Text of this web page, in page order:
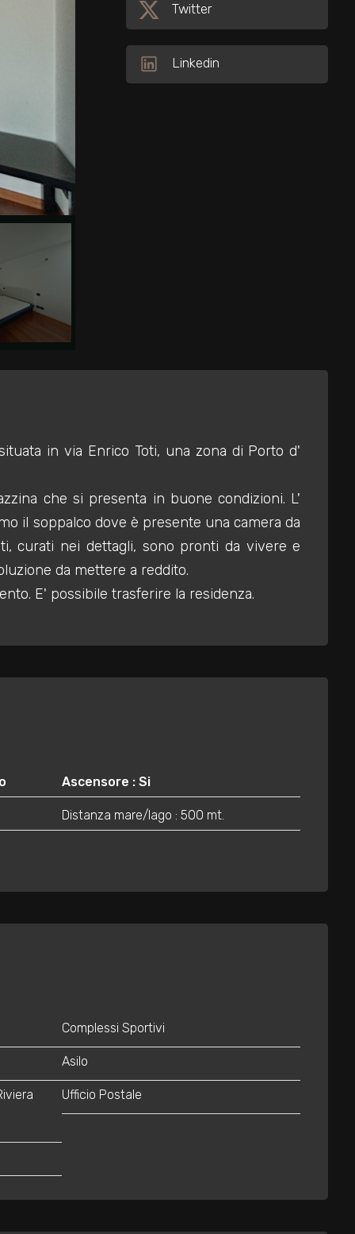
Twitter
Linkedin
in via Enrico Toti, una zona di Porto d'
che si presenta in buone condizioni. L'
il soppalco dove è presente una camera da
curati nei dettagli, sono pronti da vivere e
da mettere a reddito.
E' possibile trasferire la residenza.
Ascensore : Si
Distanza mare/lago : 500 mt.
Complessi Sportivi
Asilo
Ufficio Postale